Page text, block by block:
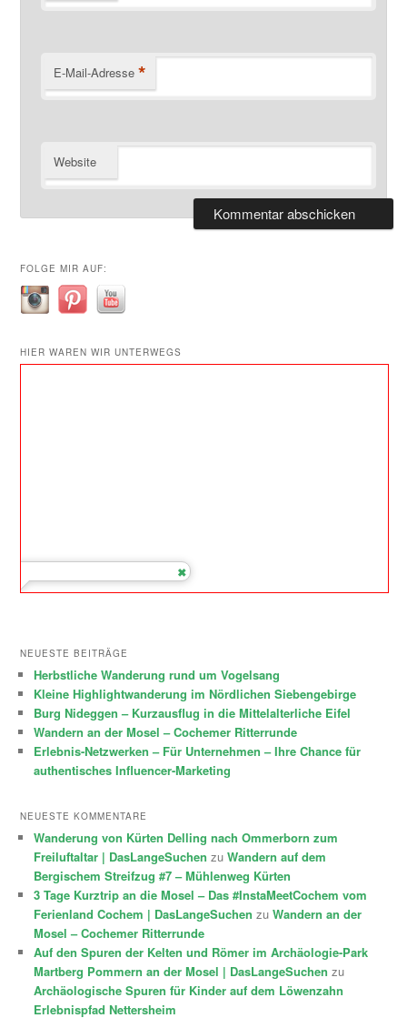
E-Mail-Adresse *
Website
FOLGE MIR AUF:
HIER WAREN WIR UNTERWEGS
NEUESTE BEITRÄGE
Herbstliche Wanderung rund um Vogelsang
Kleine Highlightwanderung im Nördlichen Siebengebirge
Burg Nideggen – Kurzausflug in die Mittelalterliche Eifel
Wandern an der Mosel – Cochemer Ritterrunde
Erlebnis-Netzwerken – Für Unternehmen – Ihre Chance für
authentisches Influencer-Marketing
NEUESTE KOMMENTARE
Wanderung von Kürten Delling nach Ommerborn zum
Freiluftaltar | DasLangeSuchen zuWandern auf dem
Bergischem Streifzug #7 – Mühlenweg Kürten
3 Tage Kurztrip an die Mosel – Das #InstaMeetCochem vom
Ferienland Cochem | DasLangeSuchen zuWandern an der
Mosel – Cochemer Ritterrunde
Auf den Spuren der Kelten und Römer im Archäologie-Park
Martberg Pommern an der Mosel | DasLangeSuchen zu
Archäologische Spuren für Kinder auf dem Löwenzahn
Erlebnispfad Nettersheim